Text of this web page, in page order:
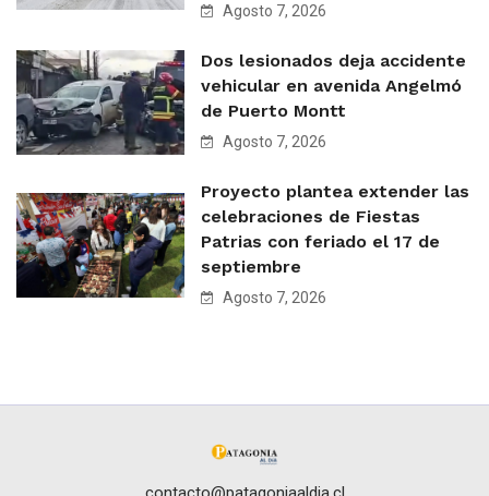
Agosto 7, 2026
Dos lesionados deja accidente
vehicular en avenida Angelmó
de Puerto Montt
Agosto 7, 2026
Proyecto plantea extender las
celebraciones de Fiestas
Patrias con feriado el 17 de
septiembre
Agosto 7, 2026